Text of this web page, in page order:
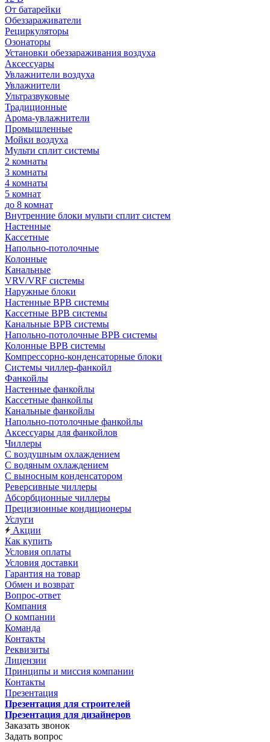
От батарейки
Обеззараживатели
Рециркуляторы
Озонаторы
Установки обеззараживания воздуха
Аксессуары
Увлажнители воздуха
Увлажнители
Ультразвуковые
Традиционные
Арома-увлажнители
Промышленные
Мойки воздуха
Мульти сплит системы
2 комнаты
3 комнаты
4 комнаты
5 комнат
до 8 комнат
Внутренние блоки мульти сплит систем
Настенные
Кассетные
Напольно-потолочные
Колонные
Канальные
VRV/VRF системы
Наружные блоки
Настенные ВРВ системы
Кассетные ВРВ системы
Канальные ВРВ системы
Напольно-потолочные ВРВ системы
Колонные ВРВ системы
Компрессорно-конденсаторные блоки
Системы чиллер-фанкойл
Фанкойлы
Настенные фанкойлы
Кассетные фанкойлы
Канальные фанкойлы
Напольно-потолочные фанкойлы
Аксессуары для фанкойлов
Чиллеры
С воздушным охлаждением
С водяным охлаждением
С выносным конденсатором
Реверсивные чиллеры
Абсорбционные чиллеры
Прецизионные кондиционеры
Услуги
Акции
Как купить
Условия оплаты
Условия доставки
Гарантия на товар
Обмен и возврат
Вопрос-ответ
Компания
О компании
Команда
Контакты
Реквизиты
Лицензии
Принципы и миссия компании
Контакты
Презентация
Презентация для строителей
Презентация для дизайнеров
Заказать звонок
Задать вопрос